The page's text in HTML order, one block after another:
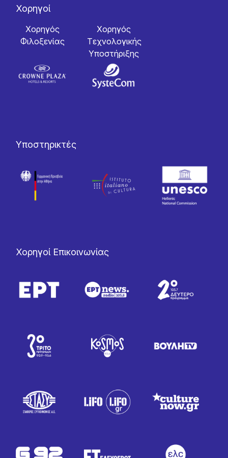
Χορηγοί
Χορηγός
Φιλοξενίας
Χορηγός
Tεχνολογικής
Yποστήριξης
Υποστηρικτές
Χορηγοί Επικοινωνίας